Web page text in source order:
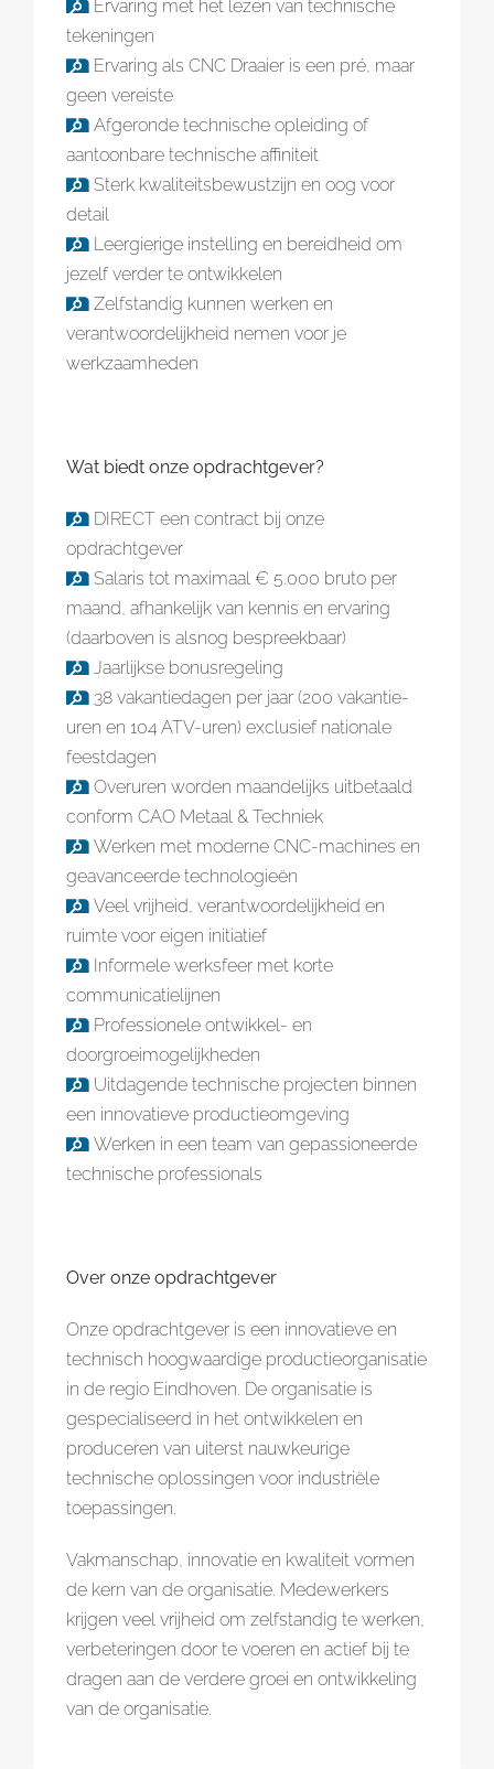
Ervaring met het lezen van technische
tekeningen
Ervaring als CNC Draaier is een pré, maar
geen vereiste
Afgeronde technische opleiding of
aantoonbare technische affiniteit
Sterk kwaliteitsbewustzijn en oog voor
detail
Leergierige instelling en bereidheid om
jezelf verder te ontwikkelen
Zelfstandig kunnen werken en
verantwoordelijkheid nemen voor je
werkzaamheden
Wat biedt onze opdrachtgever?
DIRECT een contract bij onze
opdrachtgever
Salaris tot maximaal € 5.000 bruto per
maand, afhankelijk van kennis en ervaring
(daarboven is alsnog bespreekbaar)
Jaarlijkse bonusregeling
38 vakantiedagen per jaar (200 vakantie-
uren en 104 ATV-uren) exclusief nationale
feestdagen
Overuren worden maandelijks uitbetaald
conform CAO Metaal & Techniek
Werken met moderne CNC-machines en
geavanceerde technologieën
Veel vrijheid, verantwoordelijkheid en
ruimte voor eigen initiatief
Informele werksfeer met korte
communicatielijnen
Professionele ontwikkel- en
doorgroeimogelijkheden
Uitdagende technische projecten binnen
een innovatieve productieomgeving
Werken in een team van gepassioneerde
technische professionals
Over onze opdrachtgever
Onze opdrachtgever is een innovatieve en
technisch hoogwaardige productieorganisatie
in de regio Eindhoven. De organisatie is
gespecialiseerd in het ontwikkelen en
produceren van uiterst nauwkeurige
technische oplossingen voor industriële
toepassingen.
Vakmanschap, innovatie en kwaliteit vormen
de kern van de organisatie. Medewerkers
krijgen veel vrijheid om zelfstandig te werken,
verbeteringen door te voeren en actief bij te
dragen aan de verdere groei en ontwikkeling
van de organisatie.